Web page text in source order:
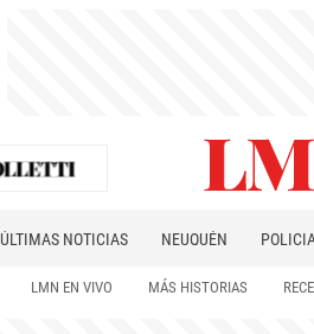
ÚLTIMAS NOTICIAS NEUQUÉN
LMN EN VIVO MÁS HISTORIAS